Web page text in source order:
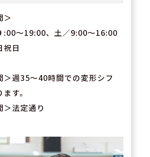
＞
:00～19:00、土／9:00～16:00
祝日
＞週35～40時間での変形シフ
す。
＞法定通り